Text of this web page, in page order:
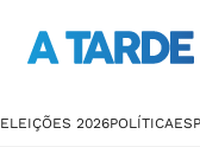
ELEIÇÕES 2026POLÍTICA